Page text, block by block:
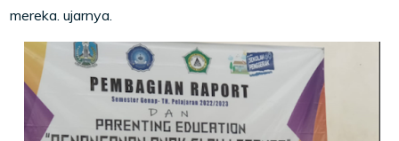
mereka. ujarnya.